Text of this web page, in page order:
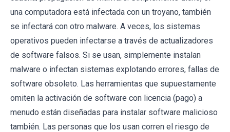
una computadora está infectada con un troyano, también
se infectará con otro malware. A veces, los sistemas
operativos pueden infectarse a través de actualizadores
de software falsos. Si se usan, simplemente instalan
malware o infectan sistemas explotando errores, fallas de
software obsoleto. Las herramientas que supuestamente
omiten la activación de software con licencia (pago) a
menudo están diseñadas para instalar software malicioso
también. Las personas que los usan corren el riesgo de